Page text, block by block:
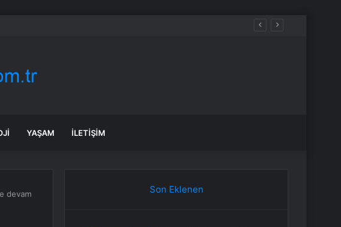
YAŞAM İLETIŞIM
devam
Son Eklenen